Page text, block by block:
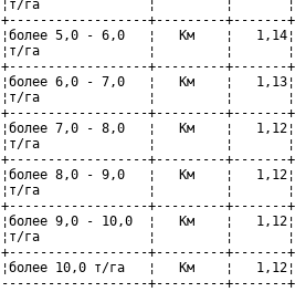
¦т/га              ¦         ¦
+------------------+---------+-------
¦более 5,0 - 6,0   ¦   Км    ¦
¦т/га              ¦         ¦
+------------------+---------+-------
¦более 6,0 - 7,0   ¦   Км    ¦
¦т/га              ¦         ¦
+------------------+---------+-------
¦более 7,0 - 8,0   ¦   Км    ¦
¦т/га              ¦         ¦
+------------------+---------+-------
¦более 8,0 - 9,0   ¦   Км    ¦
¦т/га              ¦         ¦
+------------------+---------+-------
¦более 9,0 - 10,0  ¦   Км    ¦
¦т/га              ¦         ¦
+------------------+---------+-------
¦более 10,0 т/га   ¦   Км    ¦
-------------------+---------+-------